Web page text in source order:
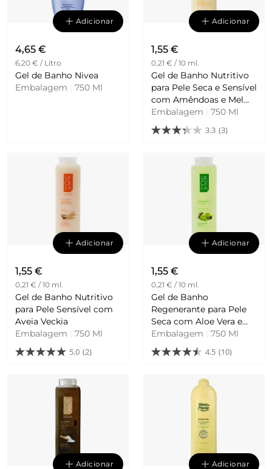
Adicionar
4,65 €
6,20 € / Litro
Gel de Banho Nivea
Embalagem
750 Ml
Adicionar
1,55 €
0,21 € / 10 ml.
Gel de Banho Nutritivo
para Pele Seca e Sensível
com Amêndoas e Mel
Veckia
Embalagem
750 Ml
3.3 (3)
Adicionar
1,55 €
0,21 € / 10 ml.
Gel de Banho Nutritivo
para Pele Sensível com
Aveia Veckia
Embalagem
750 Ml
5.0 (2)
Adicionar
1,55 €
0,21 € / 10 ml.
Gel de Banho
Regenerante para Pele
Seca com Aloe Vera e
Soja Veckia
Embalagem
750 Ml
4.5 (10)
Adicionar Adicionar